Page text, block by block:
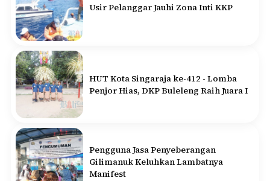
Usir Pelanggar Jauhi Zona Inti KKP
HUT Kota Singaraja ke-412 - Lomba
Penjor Hias, DKP Buleleng Raih Juara I
Pengguna Jasa Penyeberangan
Gilimanuk Keluhkan Lambatnya
Manifest